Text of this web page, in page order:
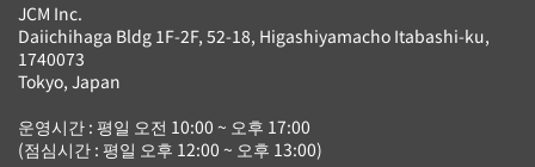
JCM Inc.
Daiichihaga Bldg 1F-2F, 52-18, Higashiyamacho Itabashi-ku,
1740073
Tokyo, Japan
운영시간 : 평일 오전 10:00 ~ 오후 17:00
(점심시간 : 평일 오후 12:00 ~ 오후 13:00)